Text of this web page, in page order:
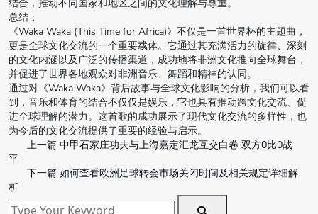
结合，推动不同国家和地区之间的文化理解与尊重。
总结：
《Waka Waka (This Time for Africa)》不仅是一首世界杯的主题曲，
更是全球文化交流的一个重要载体。它通过其充满活力的旋律、深刻
的文化内涵以及广泛的传播渠道，成功地将非洲文化推向全球舞台，
并促进了世界各地观众对非洲音乐、舞蹈和精神的认同。
通过对《Waka Waka》背后故事与全球文化影响的分析，我们可以看
到，音乐和体育的结合不仅仅是娱乐，它也具有推动跨文化交流、促
进全球理解的潜力。这首歌的成功展示了现代文化交流的多样性，也
为今后的文化交流提供了重要的经验与启示。
上一篇 中甲石家庄功夫与上海嘉定汇龙互交白卷 双方0比0战
平
下一篇 如何查看欧洲足球转会市场关闭时间及相关规定详细解
析